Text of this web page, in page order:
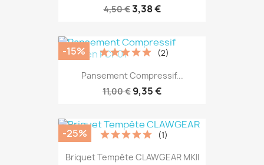
4,50 €3,38 €
Pansement Compressif...
11,00 € 9,35 €
(2)
-15%
Briquet Tempête CLAWGEAR MKII
(1)
-25%